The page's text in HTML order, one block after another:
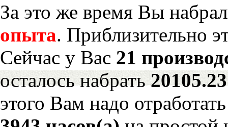
За это же время Вы
опыта. Приблизительно
Сейчас у Вас 21
осталось набрать
этого Вам надо отработать